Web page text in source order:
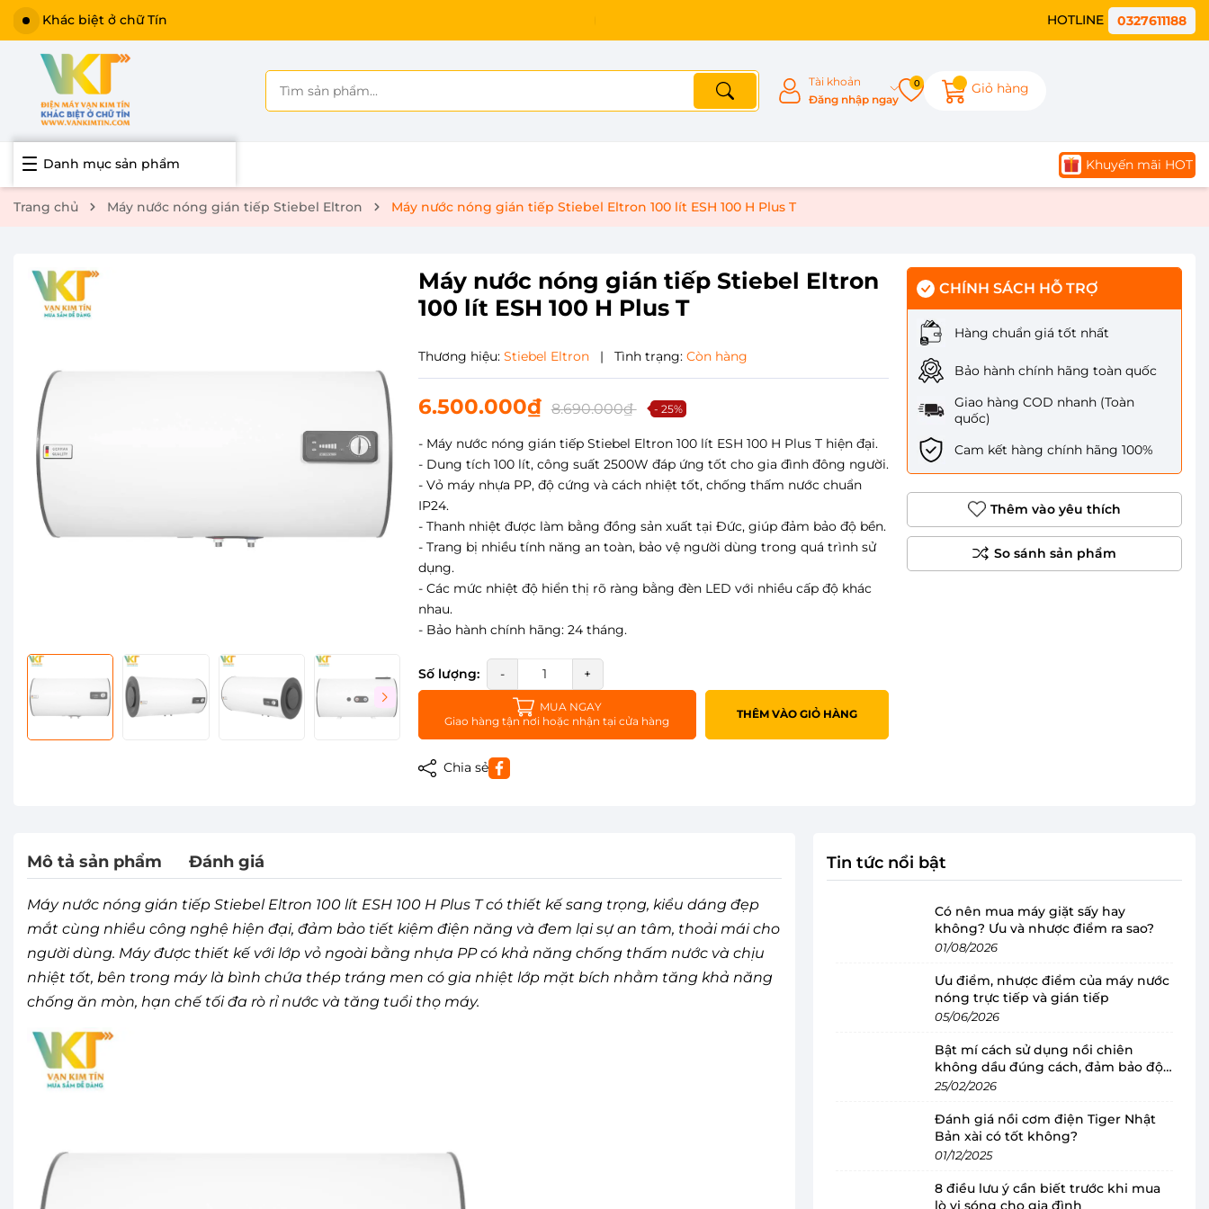
Khác biệt ở chữ Tín HOTLINE 0327611188
Tài khoản
Đăng nhập ngay
0 Giỏ hàng
Danh mục sản phẩm Khuyến mãi HOT
Trang chủ Máy nước nóng gián tiếp Stiebel Eltron Máy nước nóng gián tiếp Stiebel Eltron 100 lít ESH 100 H Plus T
Máy nước nóng gián tiếp Stiebel Eltron
100 lít ESH 100 H Plus T
Thương hiệu: Stiebel Eltron | Tình trạng: Còn hàng
6.500.000₫ 8.690.000₫ - 25%
- Máy nước nóng gián tiếp Stiebel Eltron 100 lít ESH 100 H Plus T hiện đại.
- Dung tích 100 lít, công suất 2500W đáp ứng tốt cho gia đình đông người.
- Vỏ máy nhựa PP, độ cứng và cách nhiệt tốt, chống thấm nước chuẩn
IP24.
- Thanh nhiệt được làm bằng đồng sản xuất tại Đức, giúp đảm bảo độ bền.
- Trang bị nhiều tính năng an toàn, bảo vệ người dùng trong quá trình sử
dụng.
- Các mức nhiệt độ hiển thị rõ ràng bằng đèn LED với nhiều cấp độ khác
nhau.
- Bảo hành chính hãng: 24 tháng.
Số lượng: - +
MUA NGAY
Giao hàng tận nơi hoặc nhận tại cửa hàng
THÊM VÀO GIỎ HÀNG
Chia sẻ
CHÍNH SÁCH HỖ TRỢ
Hàng chuẩn giá tốt nhất
Bảo hành chính hãng toàn quốc
Giao hàng COD nhanh (Toàn
quốc)
Cam kết hàng chính hãng 100%
Thêm vào yêu thích
Mô tả sản phẩm Đánh giá
Máy nước nóng gián tiếp Stiebel Eltron 100 lít ESH 100 H Plus T có thiết kế sang trọng, kiểu dáng đẹp
mắt cùng nhiều công nghệ hiện đại, đảm bảo tiết kiệm điện năng và đem lại sự an tâm, thoải mái cho
người dùng. Máy được thiết kế với lớp vỏ ngoài bằng nhựa PP có khả năng chống thấm nước và chịu
nhiệt tốt, bên trong máy là bình chứa thép tráng men có gia nhiệt lớp mặt bích nhằm tăng khả năng
chống ăn mòn, hạn chế tối đa rò rỉ nước và tăng tuổi thọ máy.
Tin tức nổi bật
Có nên mua máy giặt sấy hay
không? Ưu và nhược điểm ra sao?
01/08/2026
Ưu điểm, nhược điểm của máy nước
nóng trực tiếp và gián tiếp
05/06/2026
Bật mí cách sử dụng nồi chiên
không dầu đúng cách, đảm bảo độ
bền
25/02/2026
Đánh giá nồi cơm điện Tiger Nhật
Bản xài có tốt không?
01/12/2025
8 điều lưu ý cần biết trước khi mua
lò vi sóng cho gia đình